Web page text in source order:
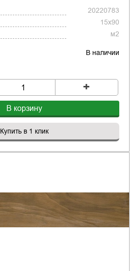
20220783
15x90
м2
В наличии
+
В корзину
Купить в 1 клик